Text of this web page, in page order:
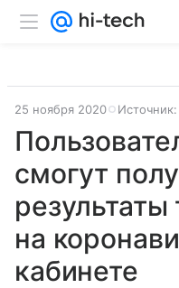
25 ноября 2020 Источник:
смогут
результаты
на
кабинете